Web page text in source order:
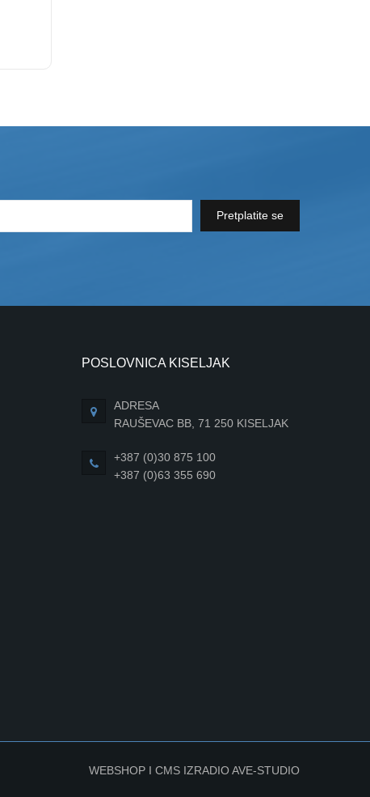
Pretplatite se
POSLOVNICA KISELJAK
ADRESA
RAUŠEVAC BB, 71 250 KISELJAK
+387 (0)30 875 100
+387 (0)63 355 690
WEBSHOP I CMS IZRADIOAVE-STUDIO